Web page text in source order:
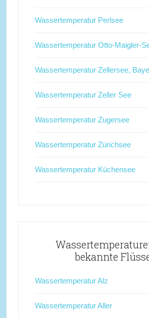
Wassertemperatur Perlsee
Wassertemperatur Otto-Maigler-
Wassertemperatur Zellersee,
Wassertemperatur Zeller See
Wassertemperatur Zugersee
Wassertemperatur Zürichsee
Wassertemperatur Küchensee
bekannte
Wassertemperatur Alz
Wassertemperatur Aller